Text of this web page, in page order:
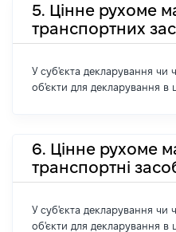
5. Цінне рухоме
транспортних
У суб'єкта декларування чи
об'єкти для декларування в
6. Цінне рухоме
транспортні
У суб'єкта декларування чи
об'єкти для декларування в